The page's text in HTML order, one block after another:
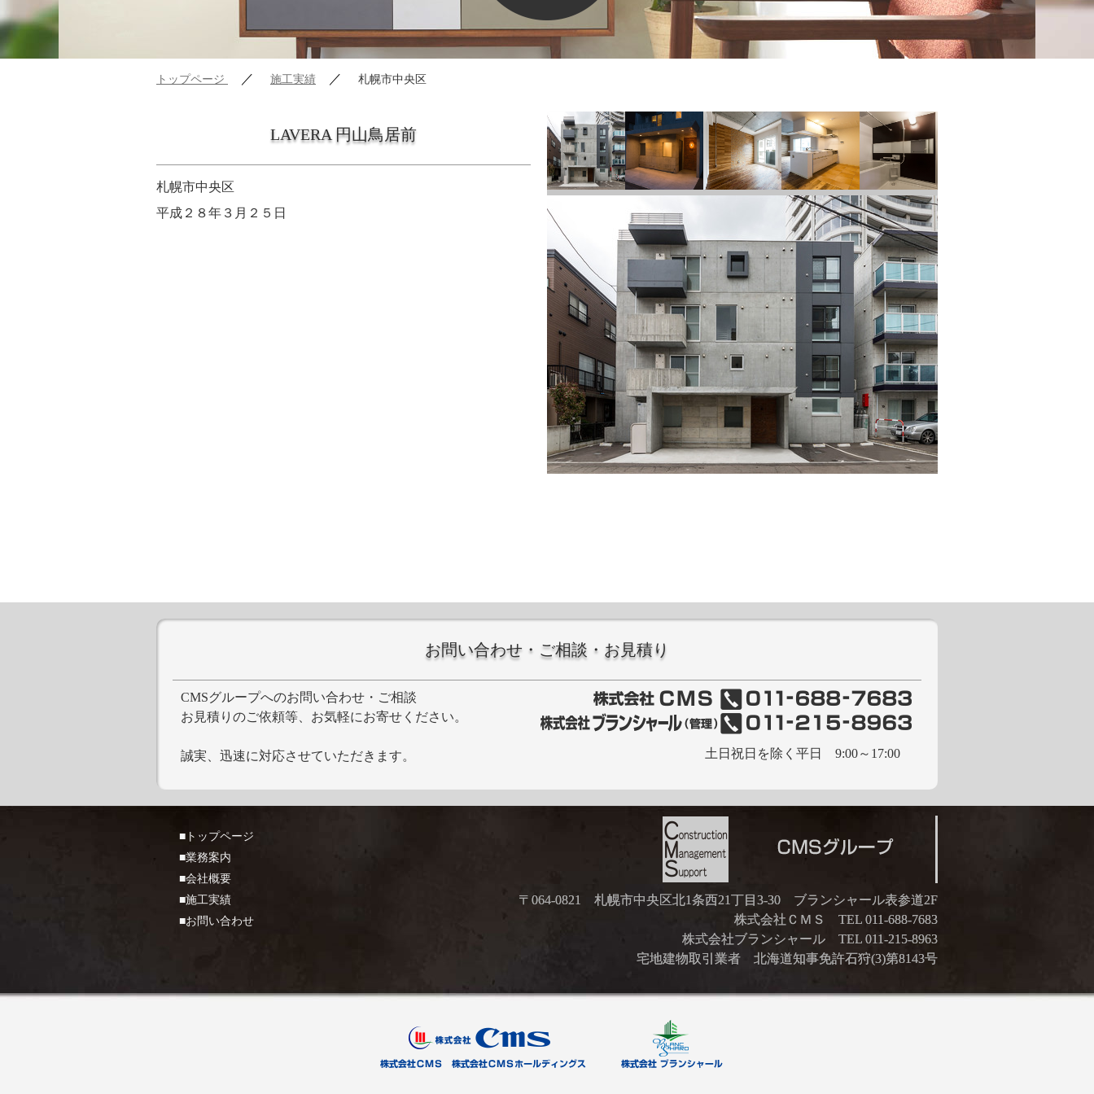
トップページ ／ 施工実績 ／ 札幌市中央区
LAVERA 円山鳥居前
札幌市中央区
平成２８年３月２５日
お問い合わせ・ご相談・お見積り
CMSグループへのお問い合わせ・ご相談
お見積りのご依頼等、お気軽にお寄せください。
誠実、迅速に対応させていただきます。 土日祝日を除く平日 9:00～17:00
■トップページ
■業務案内
■会社概要
■施工実績
■お問い合わせ
〒064-0821 札幌市中央区北1条西21丁目3-30 ブランシャール表参道2F
株式会社ＣＭＳ TEL 011-688-7683
株式会社ブランシャール TEL 011-215-8963
宅地建物取引業者 北海道知事免許石狩(3)第8143号